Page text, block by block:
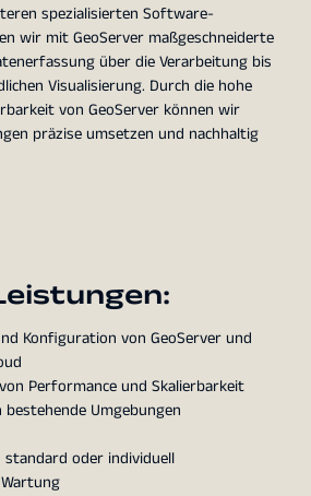
spezialisierten Software-
wir mit GeoServer maßgeschneiderte
über die Verarbeitung bis
Visualisierung. Durch die hohe
von GeoServer können wir
präzise umsetzen und nachhaltig
Konfiguration von GeoServer und
Performance und Skalierbarkeit
Umgebungen
standard oder individuell